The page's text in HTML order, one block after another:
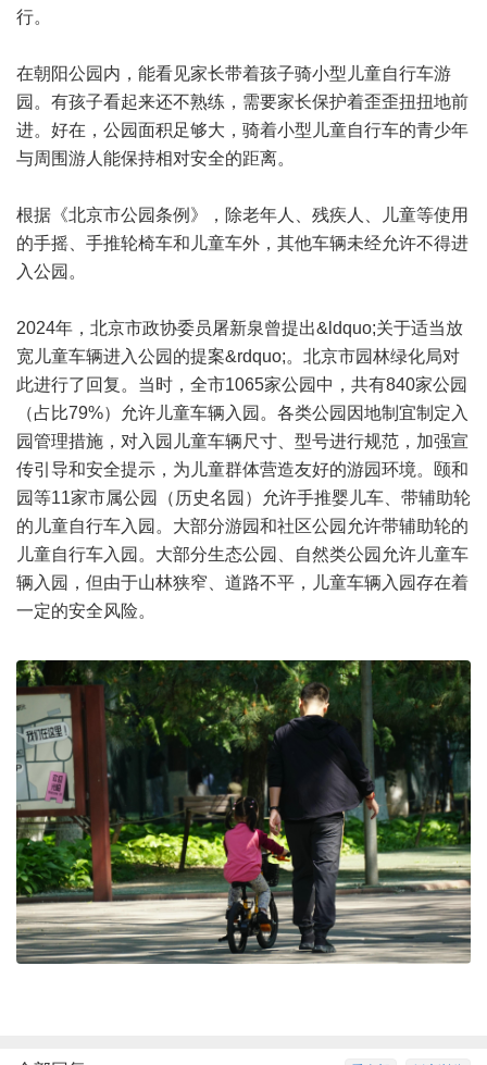
行。
在朝阳公园内，能看见家长带着孩子骑小型儿童自行车游
园。有孩子看起来还不熟练，需要家长保护着歪歪扭扭地前
进。好在，公园面积足够大，骑着小型儿童自行车的青少年
与周围游人能保持相对安全的距离。
根据《北京市公园条例》，除老年人、残疾人、儿童等使用
的手摇、手推轮椅车和儿童车外，其他车辆未经允许不得进
入公园。
2024年，北京市政协委员屠新泉曾提出&ldquo;关于适当放
宽儿童车辆进入公园的提案&rdquo;。北京市园林绿化局对
此进行了回复。当时，全市1065家公园中，共有840家公园
（占比79%）允许儿童车辆入园。各类公园因地制宜制定入
园管理措施，对入园儿童车辆尺寸、型号进行规范，加强宣
传引导和安全提示，为儿童群体营造友好的游园环境。颐和
园等11家市属公园（历史名园）允许手推婴儿车、带辅助轮
的儿童自行车入园。大部分游园和社区公园允许带辅助轮的
儿童自行车入园。大部分生态公园、自然类公园允许儿童车
辆入园，但由于山林狭窄、道路不平，儿童车辆入园存在着
一定的安全风险。